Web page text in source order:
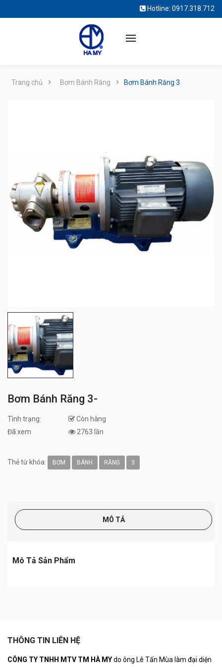
Hotline: 0917.318.712
Trang chủ Bơm Bánh Răng Bơm Bánh Răng 3
Bơm Bánh Răng 3-
Tình trạng:
Còn hàng
Đã xem
2763 lần
Thẻ từ khóa: BƠM BÁNH RĂNG 3
MÔ TẢ
Mô Tả Sản Phẩm
THÔNG TIN LIÊN HỆ
CÔNG TY TNHH MTV TM HÀ MYdo ông Lê Tấn Mùa làm đại diện